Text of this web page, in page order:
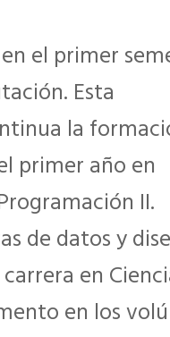
el primer
Esta
la
primer año en
II.
de datos y
en
en los